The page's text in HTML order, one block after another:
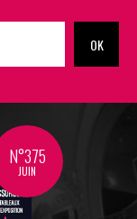
OK
N°375
JUIN